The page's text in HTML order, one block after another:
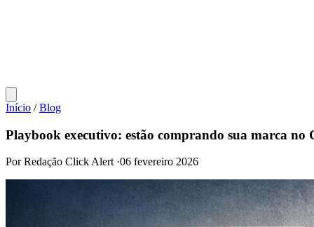
Início / Blog
Playbook executivo: estão comprando sua marca no
Por Redação Click Alert ·06 fevereiro 2026